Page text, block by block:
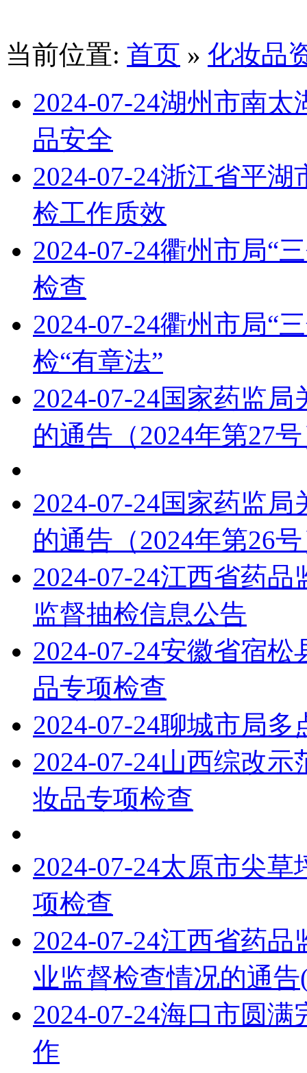
当前位置: 首页 » 化妆品
2024-07-24湖州市南太
品安全
2024-07-24浙江省平湖
检工作质效
2024-07-24衢州市局“
检查
2024-07-24衢州市局“
检“有章法”
2024-07-24国家药监局
的通告（2024年第27
2024-07-24国家药监局
的通告（2024年第26
2024-07-24江西省药品
监督抽检信息公告
2024-07-24安徽省宿松
品专项检查
2024-07-24聊城市局多
2024-07-24山西综改示
妆品专项检查
2024-07-24太原市尖草
项检查
2024-07-24江西省药品
业监督检查情况的通告
2024-07-24海口市圆满
作